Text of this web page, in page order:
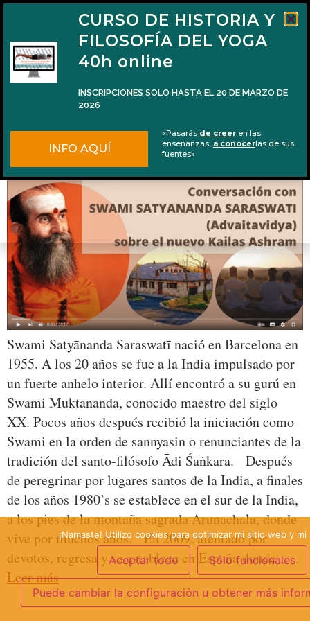
Entrevista con Swami Satyananda sobre su
nuevo Ashram
Swami Satyānanda Saraswatī nació en Barcelona en
1955. A los 20 años se fue a la India impulsado por
un fuerte anhelo interior. Allí encontró a su gurú en
Swami Muktananda, conocido maestro del siglo
XX. Pocos años después recibió la iniciación como
Swami en la orden de sannyasin o renunciantes de la
tradición del santo-filósofo Ādi Śaṅkara. Después
de peregrinar por lugares santos de la India, a finales
de los años 1980’s se establece en el sur de la India,
a los pies de la montaña sagrada Arunachala, donde
vive por muchos años. En 2009, alentado por
devotos, regresa y se establece en España donde …
Leer más
¡Namaste! Utilizo cookies para optimizar mi sitio web y mi
Aceptar todo Sólo funcionales
Puede cambiar la configuración u obtener más
CURSO DE HISTORIA Y
FILOSOFÍA DEL YOGA
40h online
INSCRIPCIONES SOLO HASTA EL 20 DE MARZO DE
2026
INFO AQUÍ
«Pasarás de creer en las
enseñanzas, a conocerlas de sus
fuentes»